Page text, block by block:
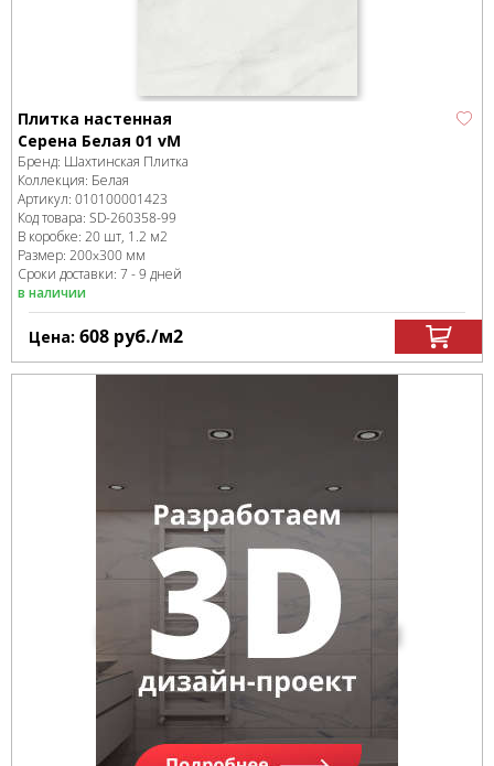
Плитка настенная
Серена Белая 01 vM
Бренд: Шахтинская Плитка
Коллекция: Белая
Артикул: 010100001423
Код товара: SD-260358-99
В коробке: 20 шт, 1.2 м2
Размер: 200x300 мм
Сроки доставки: 7 - 9 дней
в наличии
Цена: 608 руб./м2